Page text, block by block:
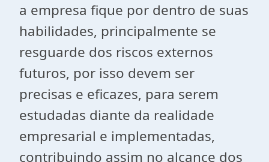
a empresa fique por dentro de suas
habilidades, principalmente se
resguarde dos riscos externos
futuros, por isso devem ser
precisas e eficazes, para serem
estudadas diante da realidade
empresarial e implementadas,
contribuindo assim no alcance dos